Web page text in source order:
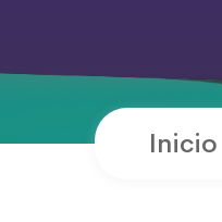
Inicio